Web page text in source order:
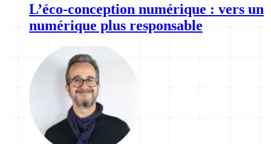
L’éco-conception numérique : vers un
numérique plus responsable